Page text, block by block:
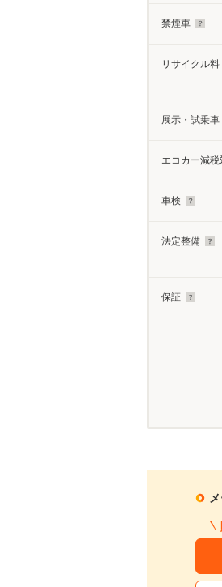
禁煙車
リサイクル料
展示・試乗車
エコカー減
車検
法定整備
保証